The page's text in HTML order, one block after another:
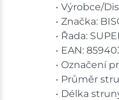
• Výrobce/
• Značka:
• Řada:
• EAN:
• Označení
• Průměr
• Délka